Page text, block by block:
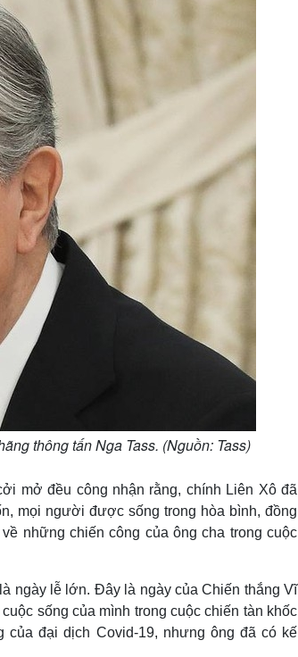
thông tấn Nga Tass. (Nguồn: Tass)
mở đều công nhận rằng, chính Liên Xô đã
mọi người được sống trong hòa bình, đồng
những chiến công của ông cha trong cuộc
ngày lễ lớn. Đây là ngày của Chiến thắng Vĩ
sống của mình trong cuộc chiến tàn khốc
đại dịch Covid-19, nhưng ông đã có kế